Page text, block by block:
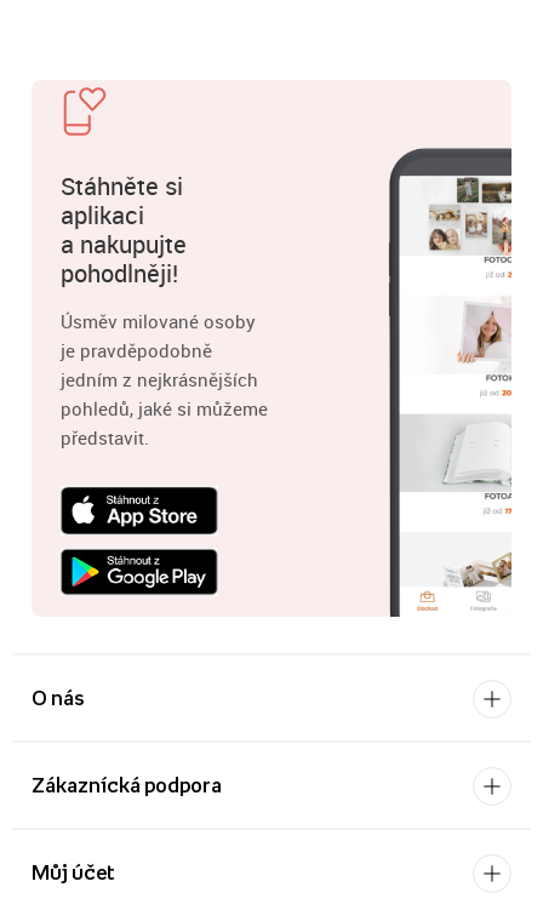
Stáhněte si
aplikaci
a nakupujte
pohodlněji!
Úsměv milované osoby
je pravděpodobně
jedním z nejkrásnějších
pohledů, jaké si můžeme
představit.
O nás
Zákaznícká podpora
Můj účet